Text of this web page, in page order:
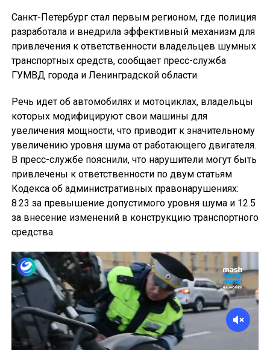
Санкт-Петербург стал первым регионом, где полиция
разработала и внедрила эффективный механизм для
привлечения к ответственности владельцев шумных
транспортных средств, сообщает пресс-служба
ГУМВД города и Ленинградской области.
Речь идет об автомобилях и мотоциклах, владельцы
которых модифицируют свои машины для
увеличения мощности, что приводит к значительному
увеличению уровня шума от работающего двигателя.
В пресс-службе пояснили, что нарушители могут быть
привлечены к ответственности по двум статьям
Кодекса об административных правонарушениях:
8.23 за превышение допустимого уровня шума и 12.5
за внесение изменений в конструкцию транспортного
средства.